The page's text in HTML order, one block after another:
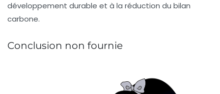
développement durable et à la réduction du bilan
carbone.
Conclusion non fournie